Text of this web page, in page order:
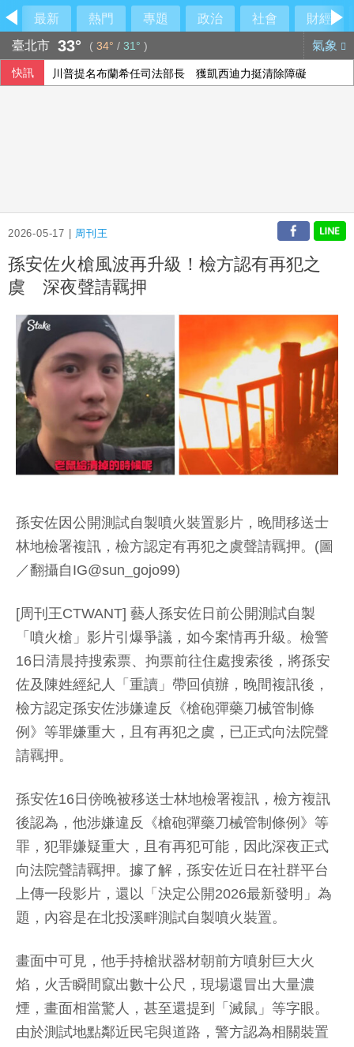
最新 熱門 專題 政治 社會
財經
臺北市 33° ( 34° / 31° ) 氣象
快訊 川普提名布蘭希任司法部長 獲凱西迪力挺清除障礙
2026-05-17 | 周刊王
孫安佐火槍風波再升級！檢方認有再犯之
虞 深夜聲請羈押
孫安佐因公開測試自製噴火裝置影片，晚間移送士
林地檢署複訊，檢方認定有再犯之虞聲請羈押。(圖
／翻攝自IG@sun_gojo99)
[周刊王CTWANT] 藝人孫安佐日前公開測試自製
「噴火槍」影片引爆爭議，如今案情再升級。檢警
16日清晨持搜索票、拘票前往住處搜索後，將孫安
佐及陳姓經紀人「重讀」帶回偵辦，晚間複訊後，
檢方認定孫安佐涉嫌違反《槍砲彈藥刀械管制條
例》等罪嫌重大，且有再犯之虞，已正式向法院聲
請羈押。
孫安佐16日傍晚被移送士林地檢署複訊，檢方複訊
後認為，他涉嫌違反《槍砲彈藥刀械管制條例》等
罪，犯罪嫌疑重大，且有再犯可能，因此深夜正式
向法院聲請羈押。據了解，孫安佐近日在社群平台
上傳一段影片，還以「決定公開2026最新發明」為
題，內容是在北投溪畔測試自製噴火裝置。
畫面中可見，他手持槍狀器材朝前方噴射巨大火
焰，火舌瞬間竄出數十公尺，現場還冒出大量濃
煙，畫面相當驚人，甚至還提到「滅鼠」等字眼。
由於測試地點鄰近民宅與道路，警方認為相關裝置